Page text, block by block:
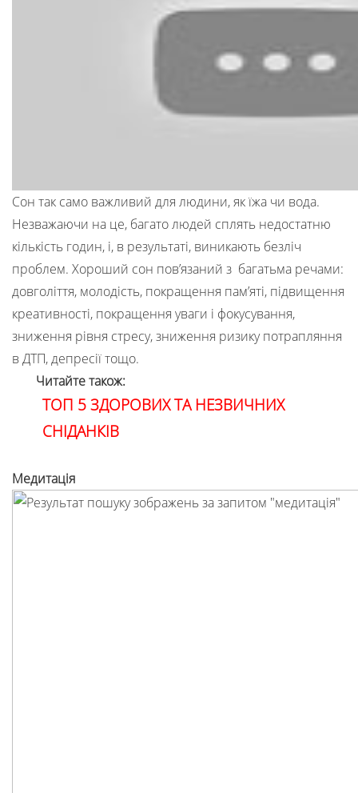
Сон так само важливий для людини, як їжа чи вода.
Незважаючи на це, багато людей сплять недостатню
кількість годин, і, в результаті, виникають безліч
проблем. Хороший сон пов’язаний з багатьма речами:
довголіття, молодість, покращення пам’яті, підвищення
креативності, покращення уваги і фокусування,
зниження рівня стресу, зниження ризику потрапляння
в ДТП, депресії тощо.
Читайте також:
ТОП 5 ЗДОРОВИХ ТА НЕЗВИЧНИХ
СНІДАНКІВ
Медитація